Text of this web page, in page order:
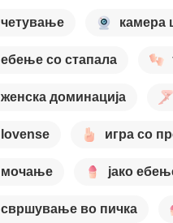
четување камера
ебење со стапала
женска доминација
lovense игра со
мочање јако
свршување во пичка